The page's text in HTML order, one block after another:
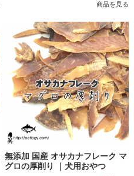
商品を見る
無添加 国産 オサカナフレーク マ
グロの厚削り ｜犬用おやつ